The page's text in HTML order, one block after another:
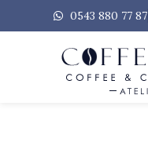
0543 880 77 87